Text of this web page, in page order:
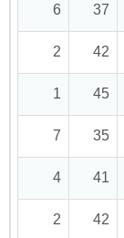
37
6
42
2
45
1
35
7
41
4
42
2